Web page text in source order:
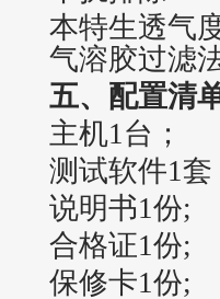
本特生透气
气溶胶过滤
五、配置清
主机1台；
测试软件1套
说明书1份;
合格证1份;
保修卡1份;